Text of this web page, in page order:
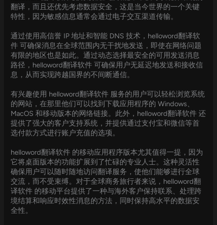
翻译，而且还优先考虑数据安全，这是当今世界的一个关键
特性，因为敏感信息通常会通过电子交互渠道传输。
通过使用高信誉 IP 地址和智能 DNS 技术，helloword翻译软
件 可确保消息在全球范围内无干扰地发送，即使在网络问题
有限的地区也是如此。通过动态选择最安全的可用发送消息
路径，helloword翻译软件 可确保用户无延迟地发送和接收信
息，从而实现跨越国界的不间断通信。
有兴趣使用 helloword翻译软件 服务的用户可以轻松浏览系统
的网站，在那里他们可以找到下载应用程序的 Windows、
MacOS 和移动版本的网络链接。此外，helloword翻译软件 还
提供了强大的客户支持系统，并提供通过支付宝和微信等首
选付款方式进行账户充值的选项。
helloword翻译软件 的移动应用程序版本尤其值得一提，因为
它将桌面版本的功能扩展到了忙碌的专业人士。这种灵活性
确保用户可以随时随地访问翻译服务，使他们能够进行全球
交流，而不受束缚。对于全球商务旅行者来说，helloword翻
译软件 的移动平台提供了一种与海外客户保持联系、处理跨
境结算和响应时效性消息的方法，同时保持高水平的数据安
全性。